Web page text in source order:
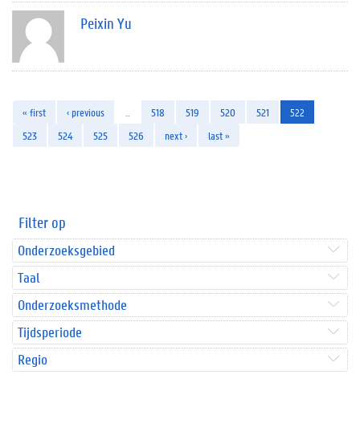
Peixin Yu
« first ‹ previous 518 519 520 521
522
523
524 525 526 next › last »
Filter op
Onderzoeksgebied
Taal
Onderzoeksmethode
Tijdsperiode
Regio